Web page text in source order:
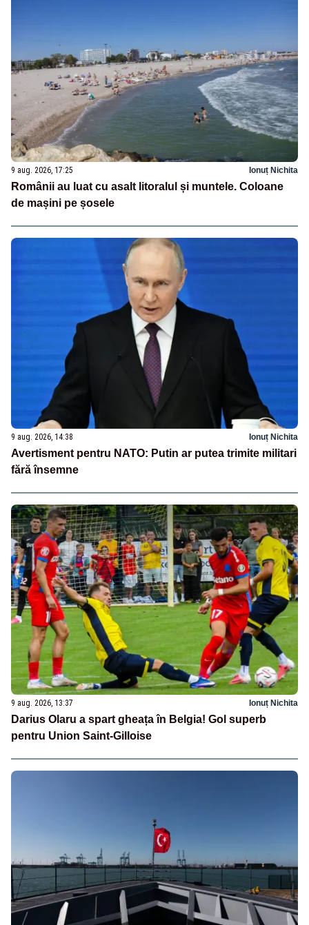
9 aug. 2026, 17:25 Ionuț Nichita
Românii au luat cu asalt litoralul și muntele. Coloane
de mașini pe șosele
9 aug. 2026, 14:38 Ionuț Nichita
Avertisment pentru NATO: Putin ar putea trimite militari
fără însemne
9 aug. 2026, 13:37 Ionuț Nichita
Darius Olaru a spart gheața în Belgia! Gol superb
pentru Union Saint-Gilloise